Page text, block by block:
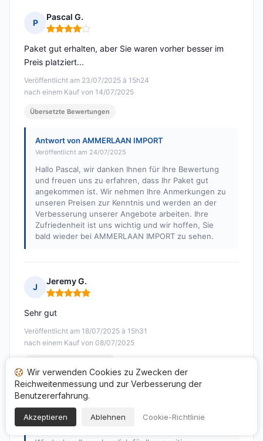
P
Pascal G.
Hinweis: 4 von 5
Veröffentlicht am 23/07/2025 à 15h24
nach einem Kauf von 14/07/2025
Paket gut erhalten, aber Sie waren vorher besser im
Preis platziert...
Übersetzte Bewertungen
Antwort von AMMERLAAN IMPORT
Veröffentlicht am 24/07/2025
Hallo Pascal, wir danken Ihnen für Ihre Bewertung
und freuen uns zu erfahren, dass Ihr Paket gut
angekommen ist. Wir nehmen Ihre Anmerkungen zu
unseren Preisen zur Kenntnis und werden an der
Verbesserung unserer Angebote arbeiten. Ihre
Zufriedenheit ist uns wichtig und wir hoffen, Sie
bald wieder bei AMMERLAAN IMPORT zu sehen.
J
Jeremy G.
Hinweis: 5 von 5
Veröffentlicht am 18/07/2025 à 15h31
nach einem Kauf von 08/07/2025
Sehr gut
Antwort von AMMERLAAN IMPORT
Veröffentlicht am 24/07/2025
Hallo Jeremy,
Wir verwenden Cookies zu Zwecken der
Reichweitenmessung und zur Verbesserung der
Benutzererfahrung.
Akzeptieren Ablehnen Cookie-Richtlinie